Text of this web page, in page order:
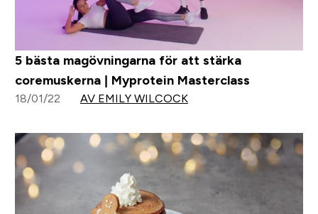
5 bästa magövningarna för att stärka
coremuskerna | Myprotein Masterclass
18/01/22 AV EMILY WILCOCK